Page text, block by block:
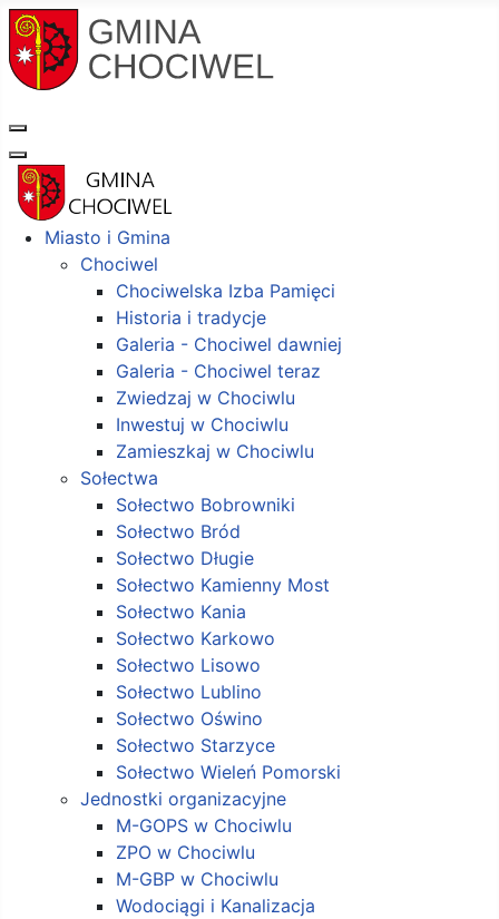
Miasto i Gmina
Chociwel
Chociwelska Izba Pamięci
Historia i tradycje
Galeria - Chociwel dawniej
Galeria - Chociwel teraz
Zwiedzaj w Chociwlu
Inwestuj w Chociwlu
Zamieszkaj w Chociwlu
Sołectwa
Sołectwo Bobrowniki
Sołectwo Bród
Sołectwo Długie
Sołectwo Kamienny Most
Sołectwo Kania
Sołectwo Karkowo
Sołectwo Lisowo
Sołectwo Lublino
Sołectwo Oświno
Sołectwo Starzyce
Sołectwo Wieleń Pomorski
Jednostki organizacyjne
M-GOPS w Chociwlu
ZPO w Chociwlu
M-GBP w Chociwlu
Wodociągi i Kanalizacja